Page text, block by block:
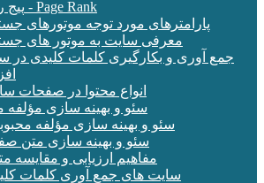
پیج رنک - Page Rank
پارامترهای مورد توجه موتورهای
معرفی سایت به موتور های
جمع آوری و بکارگیری کلمات کلیدی در
انواع محتوا در صفحات
سئو و بهینه سازی مؤلفه
سئو و بهینه سازی مؤلفه
سئو و بهینه سازی متن
مفاهیم ارزیابی و مقایسه
سایت های جمع آوری کلمات